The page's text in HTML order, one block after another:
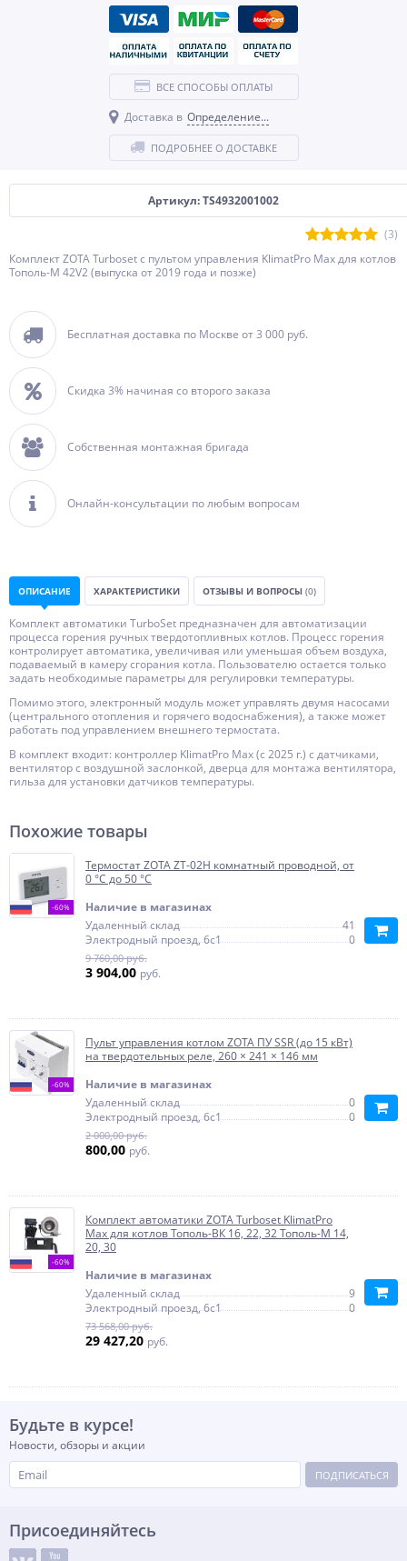
Артикул: TS4932001002
(3)
Комплект ZOTA Turboset с пультом управления KlimatPro Max для котлов
Тополь-М 42V2 (выпуска от 2019 года и позже)
Бесплатная доставка по Москве от 3 000 руб.
Скидка 3% начиная со второго заказа
Собственная монтажная бригада
Онлайн-консультации по любым вопросам
ВСЕ СПОСОБЫ ОПЛАТЫ
Доставка в Определение...
ПОДРОБНЕЕ О ДОСТАВКЕ
ОПИСАНИЕ ХАРАКТЕРИСТИКИ ОТЗЫВЫ И ВОПРОСЫ (0)
Комплект автоматики ТurboSet предназначен для автоматизации
процесса горения ручных твердотопливных котлов. Процесс горения
контролирует автоматика, увеличивая или уменьшая объем воздуха,
подаваемый в камеру сгорания котла. Пользователю остается только
задать необходимые параметры для регулировки температуры.
Помимо этого, электронный модуль может управлять двумя насосами
(центрального отопления и горячего водоснабжения), а также может
работать под управлением внешнего термостата.
В комплект входит: контроллер KlimatPro Max (c 2025 г.) c датчиками,
вентилятор с воздушной заслонкой, дверца для монтажа вентилятора,
гильза для установки датчиков температуры.
Похожие товары
-60%
Термостат ZOTA ZT-02H комнатный проводной, от
0 °C до 50 °C
Наличие в магазинах
Удаленный склад
41
Электродный проезд, 6с1
0
9 760,00 руб.
3 904,00 руб.
-60%
Пульт управления котлом ZOTA ПУ SSR (до 15 кВт)
на твердотельных реле, 260 × 241 × 146 мм
Наличие в магазинах
Удаленный склад
0
Электродный проезд, 6с1
0
2 000,00 руб.
800,00 руб.
-60%
Комплект автоматики ZOTA Turboset KlimatPro
Max для котлов Тополь-ВК 16, 22, 32 Тополь-М 14,
20, 30
Наличие в магазинах
Удаленный склад
9
Электродный проезд, 6с1
0
73 568,00 руб.
29 427,20 руб.
Будьте в курсе!
Новости, обзоры и акции
ПОДПИСАТЬСЯ
Присоединяйтесь